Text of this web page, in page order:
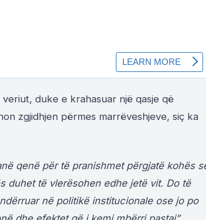
duke e krahasuar një qasje që
zgjidhjen përmes marrëveshjeve, siç ka
qenë për të pranishmet përgjatë kohës
duhet të vlerësohen edhe jetë vit. Do të
në politikë institucionale ose jo po